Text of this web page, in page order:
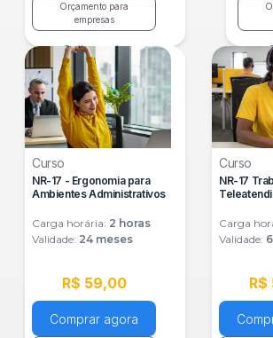
Orçamento para
empresas
Saiba mais
Curso
NR-17 - Ergonomia para
Ambientes Administrativos
Carga horária: 2 horas
Validade: 24 meses
R$ 59,00
Comprar agora
Curso
NR-17
Carga
Validade: